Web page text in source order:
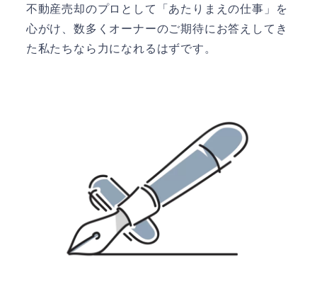
不動産売却のプロとして「あたりまえの仕事」を
心がけ、数多くオーナーのご期待にお答えしてき
た私たちなら力になれるはずです。